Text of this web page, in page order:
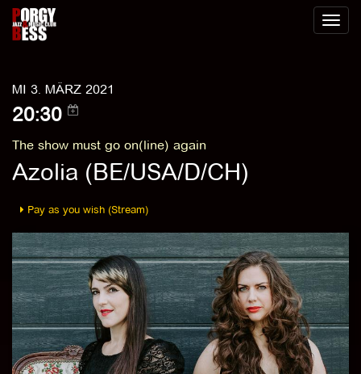
Toggle
MI 3. MÄRZ 2021
20:30
The show must go on(line) again
Azolia (BE/USA/D/CH)
Pay as you wish (Stream)